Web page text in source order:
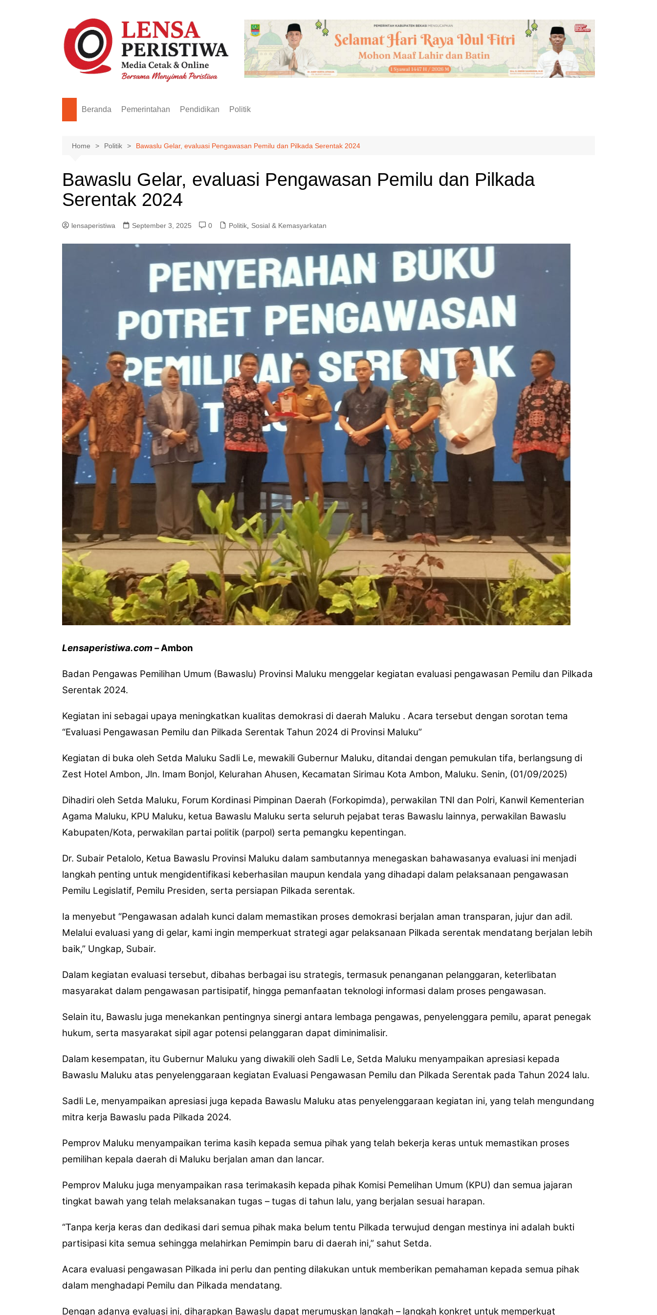
Beranda Pemerintahan Pendidikan Politik
Home Politik Bawaslu Gelar, evaluasi Pengawasan Pemilu dan Pilkada Serentak 2024
Bawaslu Gelar, evaluasi Pengawasan Pemilu dan Pilkada
Serentak 2024
lensaperistiwa September 3, 2025 0 Politik Sosial & Kemasyarkatan
Lensaperistiwa.com –Ambon
Badan Pengawas Pemilihan Umum (Bawaslu) Provinsi Maluku menggelar kegiatan evaluasi pengawasan Pemilu dan Pilkada
Serentak 2024.
Kegiatan ini sebagai upaya meningkatkan kualitas demokrasi di daerah Maluku . Acara tersebut dengan sorotan tema
“Evaluasi Pengawasan Pemilu dan Pilkada Serentak Tahun 2024 di Provinsi Maluku”
Kegiatan di buka oleh Setda Maluku Sadli Le, mewakili Gubernur Maluku, ditandai dengan pemukulan tifa, berlangsung di
Zest Hotel Ambon, Jln. Imam Bonjol, Kelurahan Ahusen, Kecamatan Sirimau Kota Ambon, Maluku. Senin, (01/09/2025)
Dihadiri oleh Setda Maluku, Forum Kordinasi Pimpinan Daerah (Forkopimda), perwakilan TNI dan Polri, Kanwil Kementerian
Agama Maluku, KPU Maluku, ketua Bawaslu Maluku serta seluruh pejabat teras Bawaslu lainnya, perwakilan Bawaslu
Kabupaten/Kota, perwakilan partai politik (parpol) serta pemangku kepentingan.
Dr. Subair Petalolo, Ketua Bawaslu Provinsi Maluku dalam sambutannya menegaskan bahawasanya evaluasi ini menjadi
langkah penting untuk mengidentifikasi keberhasilan maupun kendala yang dihadapi dalam pelaksanaan pengawasan
Pemilu Legislatif, Pemilu Presiden, serta persiapan Pilkada serentak.
Ia menyebut “Pengawasan adalah kunci dalam memastikan proses demokrasi berjalan aman transparan, jujur dan adil.
Melalui evaluasi yang di gelar, kami ingin memperkuat strategi agar pelaksanaan Pilkada serentak mendatang berjalan lebih
baik,” Ungkap, Subair.
Dalam kegiatan evaluasi tersebut, dibahas berbagai isu strategis, termasuk penanganan pelanggaran, keterlibatan
masyarakat dalam pengawasan partisipatif, hingga pemanfaatan teknologi informasi dalam proses pengawasan.
Selain itu, Bawaslu juga menekankan pentingnya sinergi antara lembaga pengawas, penyelenggara pemilu, aparat penegak
hukum, serta masyarakat sipil agar potensi pelanggaran dapat diminimalisir.
Dalam kesempatan, itu Gubernur Maluku yang diwakili oleh Sadli Le, Setda Maluku menyampaikan apresiasi kepada
Bawaslu Maluku atas penyelenggaraan kegiatan Evaluasi Pengawasan Pemilu dan Pilkada Serentak pada Tahun 2024 lalu.
Sadli Le, menyampaikan apresiasi juga kepada Bawaslu Maluku atas penyelenggaraan kegiatan ini, yang telah mengundang
mitra kerja Bawaslu pada Pilkada 2024.
Pemprov Maluku menyampaikan terima kasih kepada semua pihak yang telah bekerja keras untuk memastikan proses
pemilihan kepala daerah di Maluku berjalan aman dan lancar.
Pemprov Maluku juga menyampaikan rasa terimakasih kepada pihak Komisi Pemelihan Umum (KPU) dan semua jajaran
tingkat bawah yang telah melaksanakan tugas – tugas di tahun lalu, yang berjalan sesuai harapan.
“Tanpa kerja keras dan dedikasi dari semua pihak maka belum tentu Pilkada terwujud dengan mestinya ini adalah bukti
partisipasi kita semua sehingga melahirkan Pemimpin baru di daerah ini,” sahut Setda.
Acara evaluasi pengawasan Pilkada ini perlu dan penting dilakukan untuk memberikan pemahaman kepada semua pihak
dalam menghadapi Pemilu dan Pilkada mendatang.
Dengan adanya evaluasi ini, diharapkan Bawaslu dapat merumuskan langkah – langkah konkret untuk memperkuat